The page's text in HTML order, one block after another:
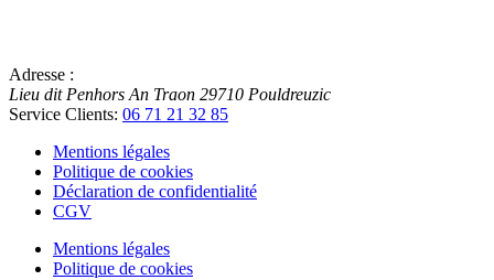
Adresse :
Lieu dit Penhors An Traon 29710 Pouldreuzic
Service Clients: 06 71 21 32 85
Mentions légales
Politique de cookies
Déclaration de confidentialité
CGV
Mentions légales
Politique de cookies